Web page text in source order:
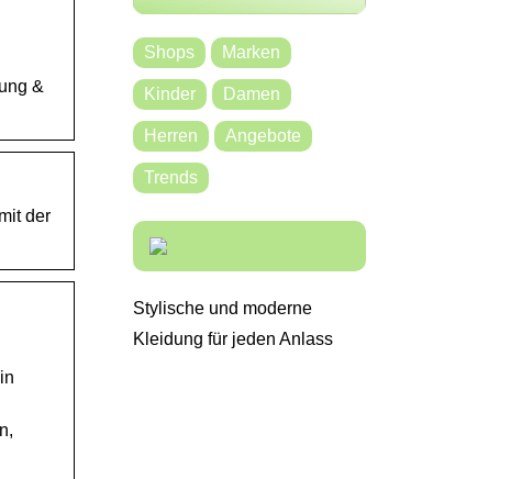
&
der
Shops Marken
Kinder Damen
Herren Angebote
Trends
Stylische und moderne
Kleidung für jeden Anlass